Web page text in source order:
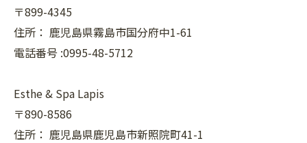
〒899-4345
住所： 鹿児島県霧島市国分府中1-61
電話番号 :0995-48-5712
Esthe & Spa Lapis
〒890-8586
住所： 鹿児島県鹿児島市新照院町41-1